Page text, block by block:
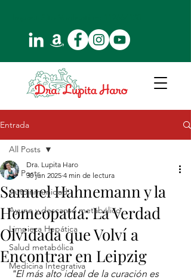
Entrada
All Posts
Autoinmunidad
Ayuno y descanso metabólico
Limpieza Hepática
Salud metabólica
Medicina Integrativa
All Posts
Samuel Hahnemann y la
Homeopatía: La Verdad
Olvidada que Volví a
Encontrar en Leipzig
Dra. Lupita Haro
30 jun 2025 4 min de lectura
"El más alto ideal de la curación es